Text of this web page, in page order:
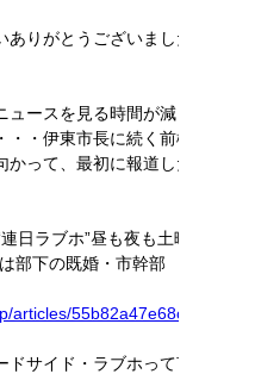
ありがとうございました。気に
ュースを見る時間が減って、そ
・・伊東市長に続く前橋市長の
かって、最初に報道した「
連日ラブホ”昼も夜も土曜日も
部下の既婚・市幹部 公用車を
articles/
ドサイド・ラブホって言うん